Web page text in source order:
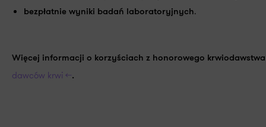
bezpłatnie wyniki badań laboratoryjnych.
Więcej informacji o korzyściach z honorowego
dawców krwi <<.